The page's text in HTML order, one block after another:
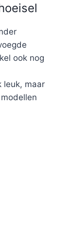
ook nog
leuk, maar